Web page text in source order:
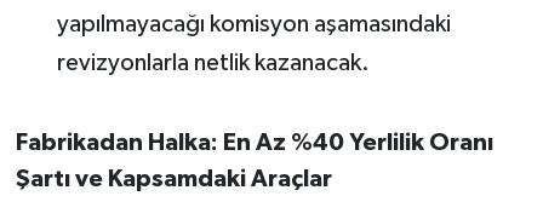
yapılmayacağı komisyon aşamasındaki
revizyonlarla netlik kazanacak.
Fabrikadan Halka: En Az %40 Yerlilik Oranı
Şartı ve Kapsamdaki Araçlar